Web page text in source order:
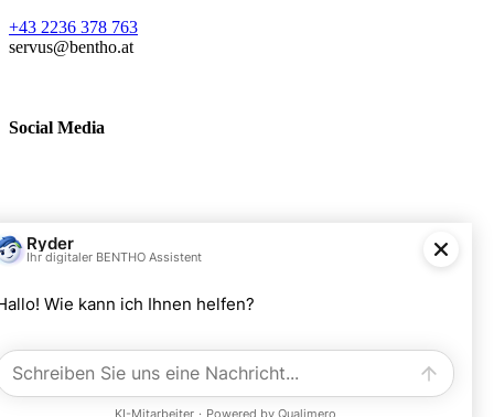
+43 2236 378 763
servus@bentho.at
Social Media
BENTHO eMobility GmbH
Wolfholzgasse 11
+43 2236 378763
servus@bentho.at